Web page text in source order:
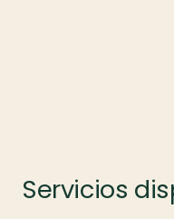
Servicios